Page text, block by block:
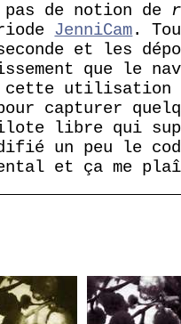
de notion de
JenniCam.
et les
que le
cette utilisation
capturer
libre qui
un peu le
et ça me